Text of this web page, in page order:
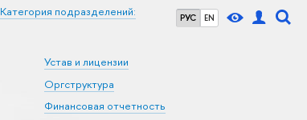
РУС EN
Категория подразделений:
Устав и лицензии
Оргструктура
Финансовая отчетность